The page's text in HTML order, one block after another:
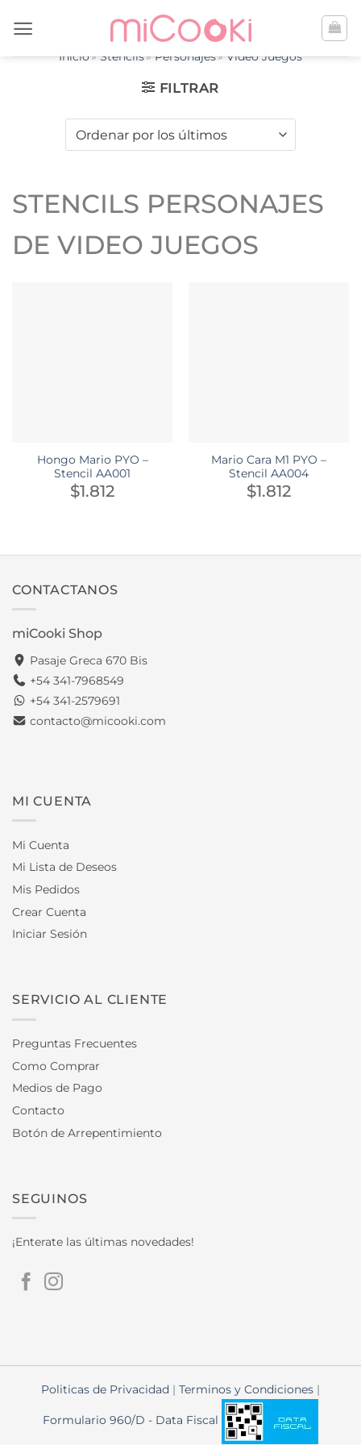
Inicio Stencils Personajes Video Juegos
FILTRAR
STENCILS PERSONAJES
DE VIDEO JUEGOS
Hongo Mario PYO –
Stencil AA001
$1.812
Mario Cara M1 PYO –
Stencil AA004
$1.812
CONTACTANOS
miCooki Shop
Pasaje Greca 670 Bis
+54 341-7968549
+54 341-2579691
contacto@micooki.com
MI CUENTA
Mi Cuenta
Mi Lista de Deseos
Mis Pedidos
Crear Cuenta
Iniciar Sesión
SERVICIO AL CLIENTE
Preguntas Frecuentes
Como Comprar
Medios de Pago
Contacto
Botón de Arrepentimiento
SEGUINOS
¡Enterate las últimas novedades!
Politicas de Privacidad | Terminos y Condiciones |
Formulario 960/D - Data Fiscal